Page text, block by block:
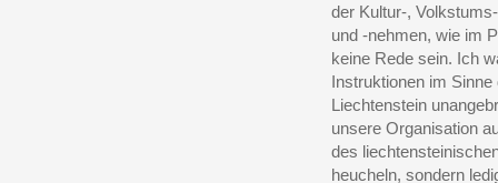
der Kultur-,
und -nehmen, wie im
keine Rede sein. Ich
Instruktionen im
Liechtenstein
unsere Organisation
des
heucheln, sondern